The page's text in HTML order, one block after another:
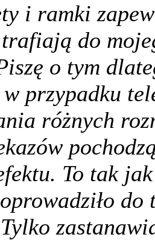
i ramki
trafiają do
o tym
przypadku
różnych
To tak